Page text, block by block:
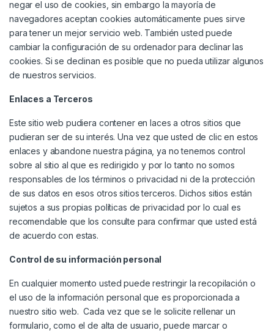
negar el uso de cookies, sin embargo la mayoría de
navegadores aceptan cookies automáticamente pues sirve
para tener un mejor servicio web. También usted puede
cambiar la configuración de su ordenador para declinar las
cookies. Si se declinan es posible que no pueda utilizar algunos
de nuestros servicios.
Enlaces a Terceros
Este sitio web pudiera contener en laces a otros sitios que
pudieran ser de su interés. Una vez que usted de clic en estos
enlaces y abandone nuestra página, ya no tenemos control
sobre al sitio al que es redirigido y por lo tanto no somos
responsables de los términos o privacidad ni de la protección
de sus datos en esos otros sitios terceros. Dichos sitios están
sujetos a sus propias políticas de privacidad por lo cual es
recomendable que los consulte para confirmar que usted está
de acuerdo con estas.
Control de su información personal
En cualquier momento usted puede restringir la recopilación o
el uso de la información personal que es proporcionada a
nuestro sitio web. Cada vez que se le solicite rellenar un
formulario, como el de alta de usuario, puede marcar o